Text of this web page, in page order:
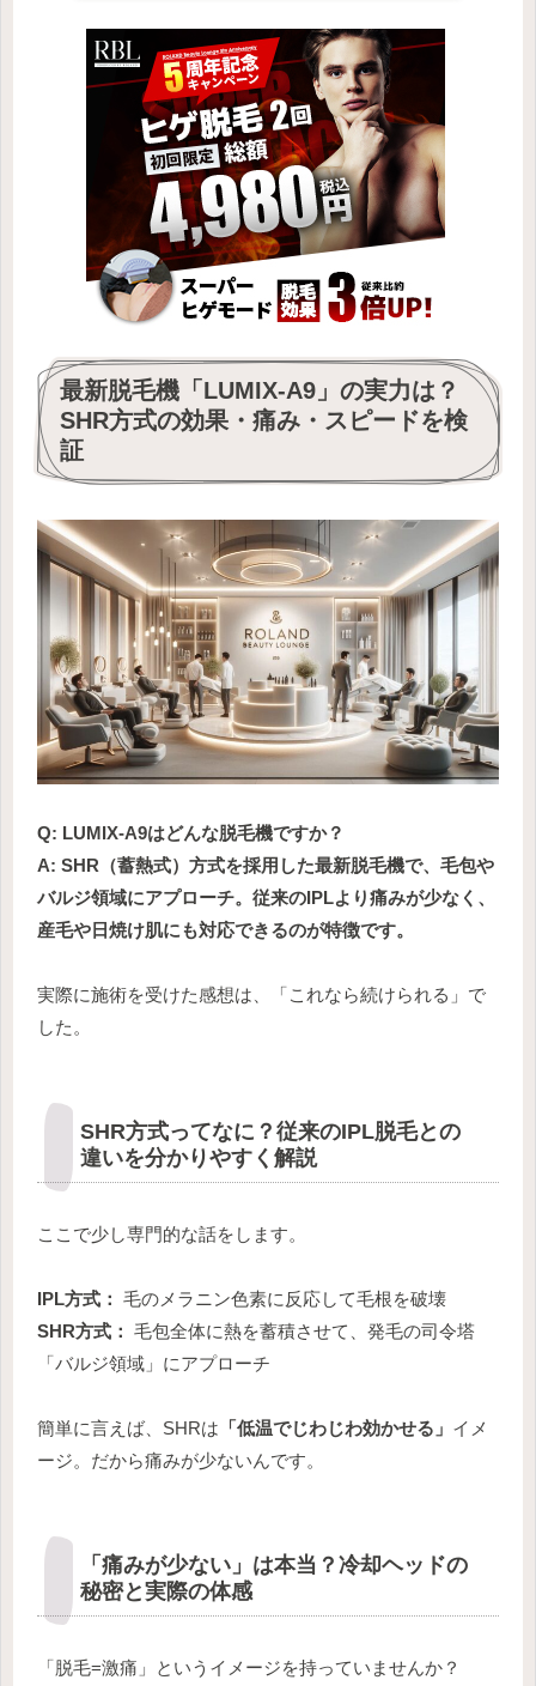
最新脱毛機「LUMIX-A9」の実力は？
SHR方式の効果・痛み・スピードを検
証
Q: LUMIX-A9はどんな脱毛機ですか？
A: SHR（蓄熱式）方式を採用した最新脱毛機で、毛包や
バルジ領域にアプローチ。従来のIPLより痛みが少なく、
産毛や日焼け肌にも対応できるのが特徴です。
実際に施術を受けた感想は、「これなら続けられる」で
した。
SHR方式ってなに？従来のIPL脱毛との
違いを分かりやすく解説
ここで少し専門的な話をします。
IPL方式： 毛のメラニン色素に反応して毛根を破壊
SHR方式： 毛包全体に熱を蓄積させて、発毛の司令塔
「バルジ領域」にアプローチ
簡単に言えば、SHRは 「低温でじわじわ効かせる」 イメ
ージ。だから痛みが少ないんです。
「痛みが少ない」は本当？冷却ヘッドの
秘密と実際の体感
「脱毛=激痛」というイメージを持っていませんか？